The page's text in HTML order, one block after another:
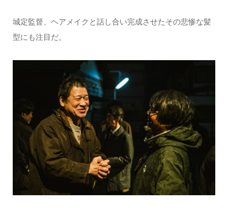
城定監督、ヘアメイクと話し合い完成させたその悲惨な髪
型にも注目だ。